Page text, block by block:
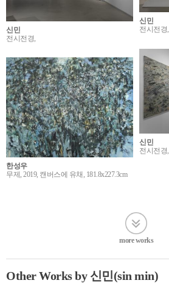
신민
전시전경,
신민
전시전경,
신민
전시전경,
한성우
무제, 2019, 캔버스에 유채, 181.8x227.3cm
more works
Other Works by 신민(sin min)